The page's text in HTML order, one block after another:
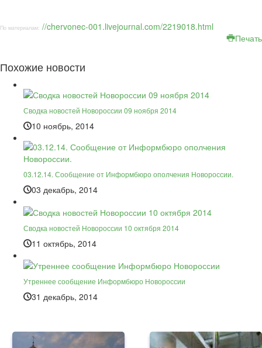
По материалам: //chervonec-001.livejournal.com/2219018.html
Печать
Похожие новости
Сводка новостей Новороссии 09 ноября 2014
10 ноябрь, 2014
03.12.14. Сообщение от Информбюро ополчения Новороссии.
03 декабрь, 2014
Сводка новостей Новороссии 10 октября 2014
11 октябрь, 2014
Утреннее сообщение Информбюро Новороссии
31 декабрь, 2014